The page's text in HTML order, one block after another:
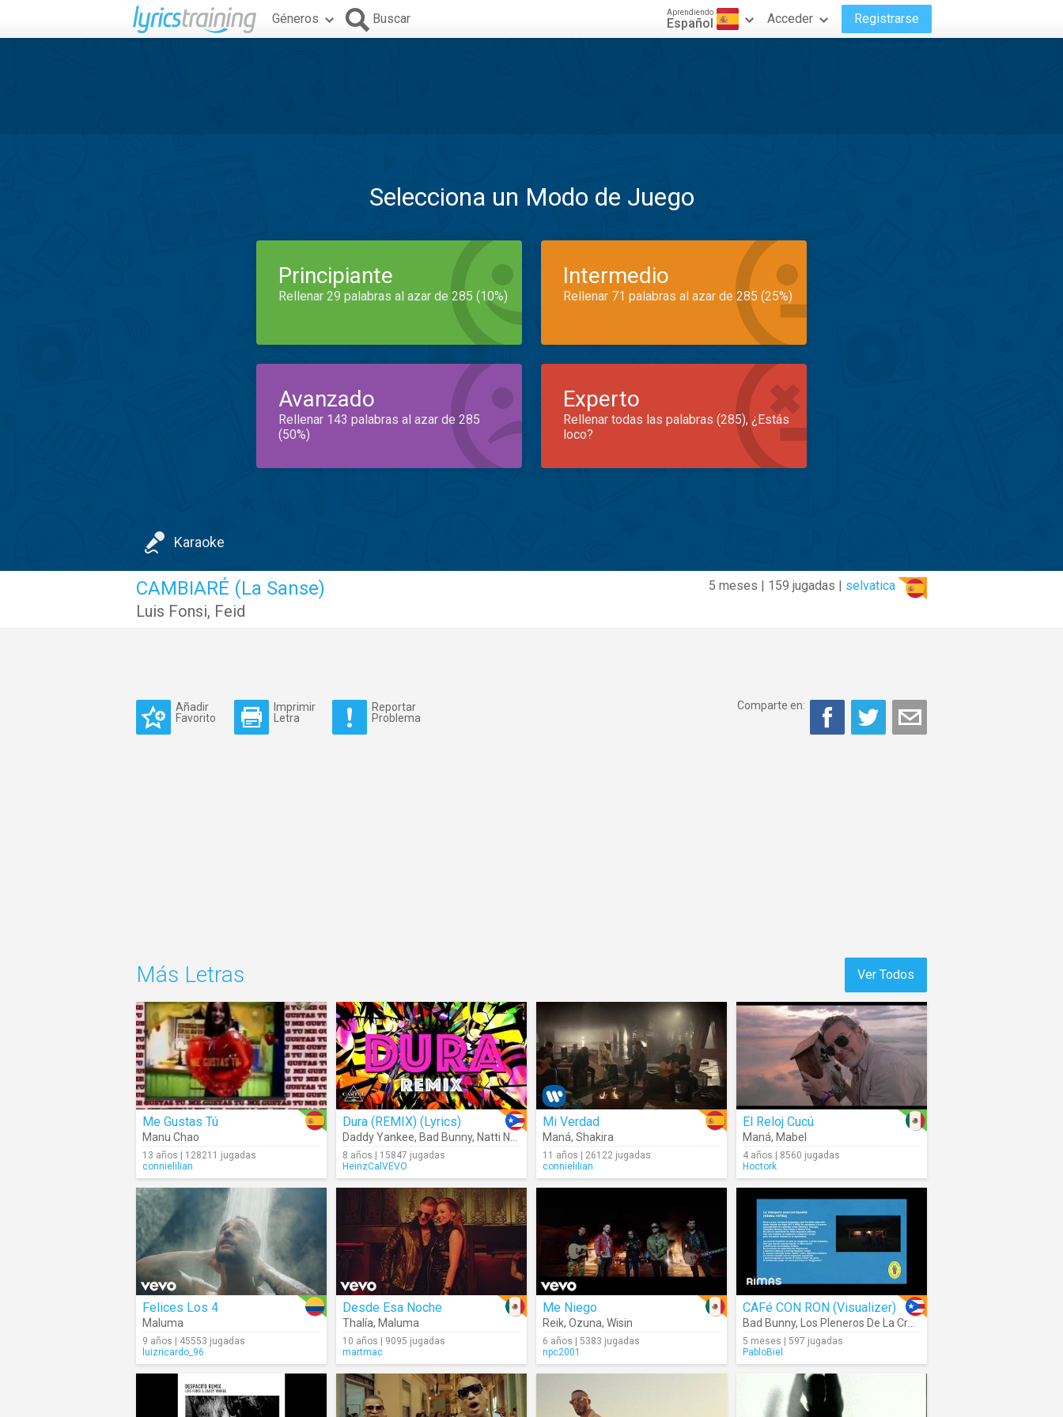
Géneros Buscar Aprendiendo
Español Acceder Registrarse
Selecciona un Modo de Juego
Principiante
Rellenar 29 palabras al azar de 285 (10%)
Intermedio
Rellenar 71 palabras al azar de 285 (25%)
Avanzado
Rellenar 143 palabras al azar de 285
(50%)
Experto
Rellenar todas las palabras (285), ¿Estás
loco?
Karaoke
5 meses | 159 jugadas | selvatica
CAMBIARÉ (La Sanse)
Luis Fonsi, Feid
Añadir
Favorito
Imprimir
Letra
Reportar
Problema
Comparte en:
Ver Todos
Más Letras
Me Gustas Tú
Manu Chao
13 años | 128211 jugadas
connielilian
Dura (REMIX) (Lyrics)
Daddy Yankee, Bad Bunny, Natti Natasha ,Becky G
8 años | 15847 jugadas
HeinzCalVEVO
Mi Verdad
Maná, Shakira
11 años | 26122 jugadas
connielilian
El Reloj Cucú
Maná, Mabel
4 años | 8560 jugadas
Hoctork
Felices Los 4
Maluma
9 años | 45553 jugadas
luizricardo_96
Desde Esa Noche
Thalía, Maluma
10 años | 9095 jugadas
martmac
Me Niego
Reik, Ozuna, Wisin
6 años | 5383 jugadas
npc2001
CAFé CON RON (Visualizer)
Bad Bunny, Los Pleneros De La Cresta
5 meses | 597 jugadas
PabloBiel